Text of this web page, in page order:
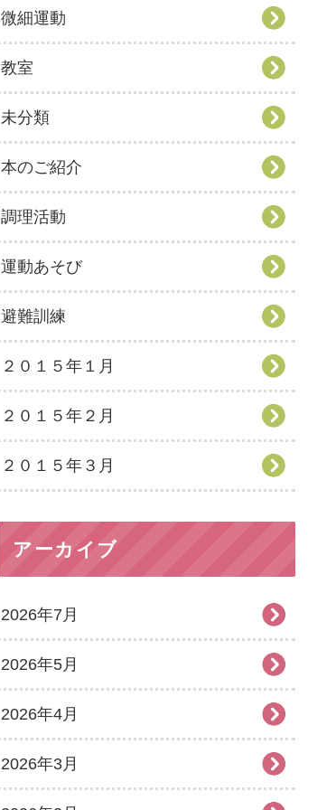
微細運動
教室
未分類
本のご紹介
調理活動
運動あそび
避難訓練
２０１５年１月
２０１５年２月
２０１５年３月
アーカイブ
2026年7月
2026年5月
2026年4月
2026年3月